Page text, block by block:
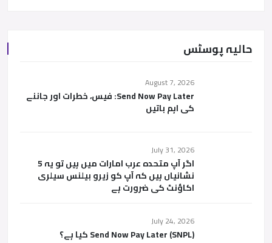
حالیہ پوسٹس
August 7, 2026
Send Now Pay Later: فیس، خطرات اور جاننے
کی اہم باتیں
July 31, 2026
اگر آپ متحدہ عرب امارات میں ہیں تو یہ 5
نشانیاں ہیں کہ آپ کو زیرو بیلنس سیلری
اکاؤنٹ کی ضرورت ہے
July 24, 2026
Send Now Pay Later (SNPL) کیا ہے؟